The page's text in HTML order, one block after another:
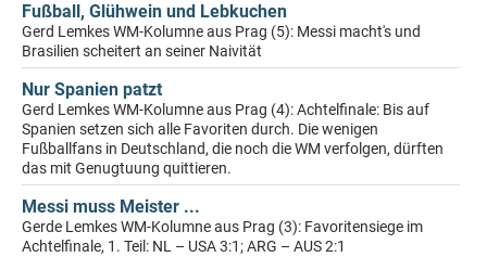
Fußball, Glühwein und Lebkuchen
Gerd Lemkes WM-Kolumne aus Prag (5): Messi macht's und
Brasilien scheitert an seiner Naivität
Nur Spanien patzt
Gerd Lemkes WM-Kolumne aus Prag (4): Achtelfinale: Bis auf
Spanien setzen sich alle Favoriten durch. Die wenigen
Fußballfans in Deutschland, die noch die WM verfolgen, dürften
das mit Genugtuung quittieren.
Messi muss Meister ...
Gerde Lemkes WM-Kolumne aus Prag (3): Favoritensiege im
Achtelfinale, 1. Teil: NL – USA 3:1; ARG – AUS 2:1